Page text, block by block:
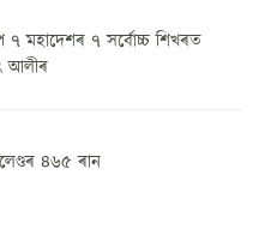
৭ মহাদেশৰ ৭ সৰ্বোচ্চ শিখৰত
আলীৰ
৪৬৫ ৰান